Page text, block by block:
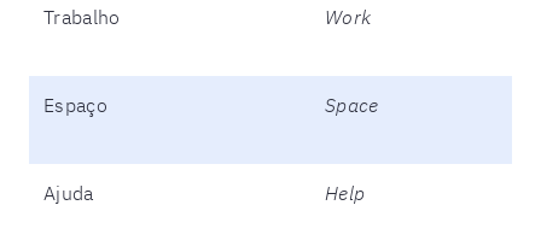
Trabalho Work
Espaço Space
Ajuda Help